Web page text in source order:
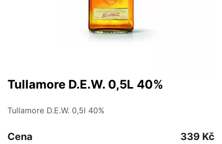
Tullamore D.E.W. 0,5L 40%
Tullamore D.E.W. 0,5l 40%
Cena 339 Kč